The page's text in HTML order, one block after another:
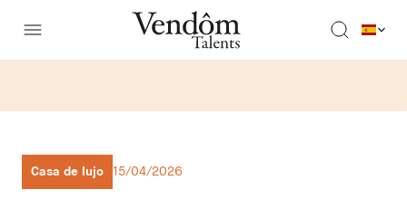
Casa de lujo 15/04/2026